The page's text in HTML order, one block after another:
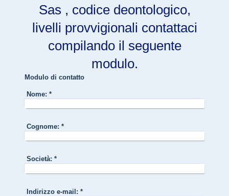
Sas , codice deontologico,
livelli provvigionali contattaci
compilando il seguente
modulo.
Modulo di contatto
Nome: *
Cognome: *
Società: *
Indirizzo e-mail: *